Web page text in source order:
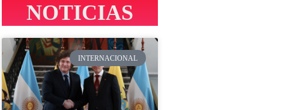
NOTICIAS
INTERNACIONAL